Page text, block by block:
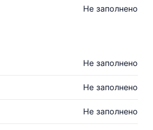
Не заполнено
Не заполнено
Не заполнено
Не заполнено